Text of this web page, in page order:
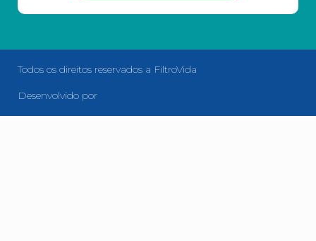
Todos os direitos reservados a FiltroVida
Desenvolvido por